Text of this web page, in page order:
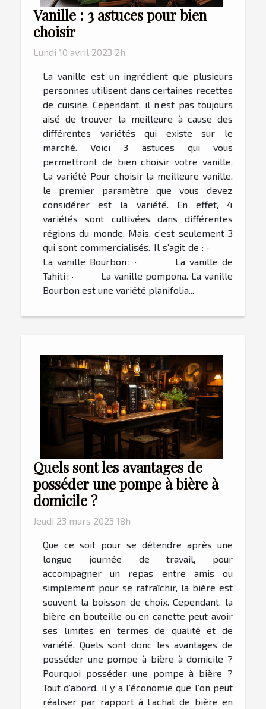
Vanille : 3 astuces pour bien
choisir
Lundi 10 avril 2023 2h
La vanille est un ingrédient que plusieurs
personnes utilisent dans certaines recettes
de cuisine. Cependant, il n’est pas toujours
aisé de trouver la meilleure à cause des
différentes variétés qui existe sur le
marché. Voici 3 astuces qui vous
permettront de bien choisir votre vanille.
La variété Pour choisir la meilleure vanille,
le premier paramètre que vous devez
considérer est la variété. En effet, 4
variétés sont cultivées dans différentes
régions du monde. Mais, c’est seulement 3
qui sont commercialisés. Il s’agit de : ·
La vanille Bourbon ; · La vanille de
Tahiti ; · La vanille pompona. La vanille
Bourbon est une variété planifolia...
Quels sont les avantages de
posséder une pompe à bière à
domicile ?
Jeudi 23 mars 2023 18h
Que ce soit pour se détendre après une
longue journée de travail, pour
accompagner un repas entre amis ou
simplement pour se rafraîchir, la bière est
souvent la boisson de choix. Cependant, la
bière en bouteille ou en canette peut avoir
ses limites en termes de qualité et de
variété. Quels sont donc les avantages de
posséder une pompe à bière à domicile ?
Pourquoi posséder une pompe à bière ?
Tout d’abord, il y a l’économie que l’on peut
réaliser par rapport à l’achat de bière en